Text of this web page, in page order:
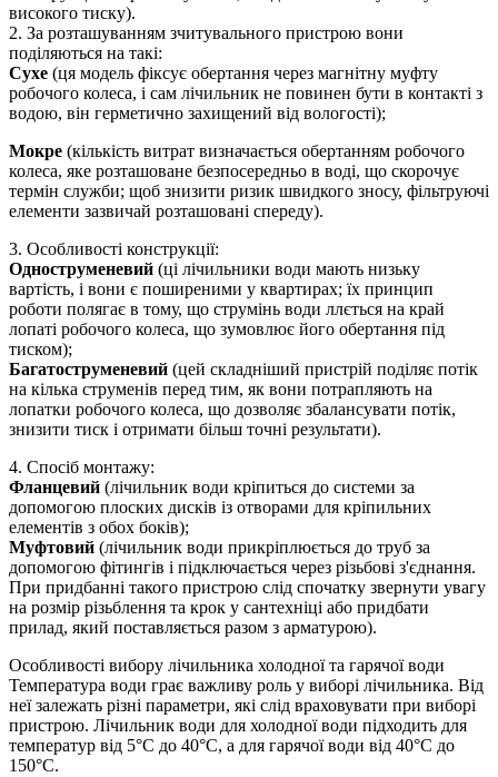
високого тиску).
2. За розташуванням зчитувального пристрою вони
поділяються на такі:
Сухе (ця модель фіксує обертання через магнітну муфту
робочого колеса, і сам лічильник не повинен бути в контакті з
водою, він герметично захищений від вологості);
Мокре (кількість витрат визначається обертанням робочого
колеса, яке розташоване безпосередньо в воді, що скорочує
термін служби; щоб знизити ризик швидкого зносу, фільтруючі
елементи зазвичай розташовані спереду).
3. Особливості конструкції:
Одноструменевий (ці лічильники води мають низьку
вартість, і вони є поширеними у квартирах; їх принцип
роботи полягає в тому, що струмінь води ллється на край
лопаті робочого колеса, що зумовлює його обертання під
тиском);
Багатоструменевий (цей складніший пристрій поділяє потік
на кілька струменів перед тим, як вони потрапляють на
лопатки робочого колеса, що дозволяє збалансувати потік,
знизити тиск і отримати більш точні результати).
4. Спосіб монтажу:
Фланцевий (лічильник води кріпиться до системи за
допомогою плоских дисків із отворами для кріпильних
елементів з обох боків);
Муфтовий (лічильник води прикріплюється до труб за
допомогою фітингів і підключається через різьбові з'єднання.
При придбанні такого пристрою слід спочатку звернути увагу
на розмір різьблення та крок у сантехніці або придбати
прилад, який поставляється разом з арматурою).
Особливості вибору лічильника холодної та гарячої води
Температура води грає важливу роль у виборі лічильника. Від
неї залежать різні параметри, які слід враховувати при виборі
пристрою. Лічильник води для холодної води підходить для
температур від 5°C до 40°C, а для гарячої води від 40°C до
150°C.